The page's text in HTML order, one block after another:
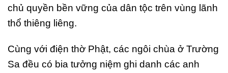
chủ quyền bền vững của dân tộc trên vùng lãnh
thổ thiêng liêng.
Cùng với điện thờ Phật, các ngôi chùa ở Trường
Sa đều có bia tưởng niệm ghi danh các anh